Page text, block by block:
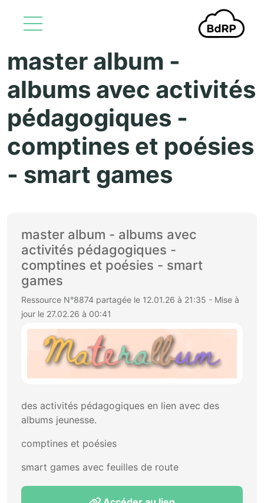
Aller au contenu principal
master album -
albums avec activités
pédagogiques -
comptines et poésies
- smart games
master album - albums avec
activités pédagogiques -
comptines et poésies - smart
games
Ressource N°8874 partagée le 12.01.26 à 21:35 - Mise à
jour le 27.02.26 à 00:41
des activités pédagogiques en lien avec des
albums jeunesse.
comptines et poésies
smart games avec feuilles de route